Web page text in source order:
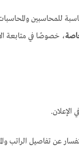
للمحاسبين
، خصوصًا في متابعة
الإعلان.
عن تفاصيل الراتب